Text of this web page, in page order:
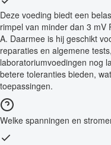
Deze voeding biedt een
rimpel van minder dan 3 mV
A. Daarmee is hij geschikt
reparaties en algemene
laboratoriumvoedingen nog
betere toleranties bieden,
toepassingen.
Welke spanningen en